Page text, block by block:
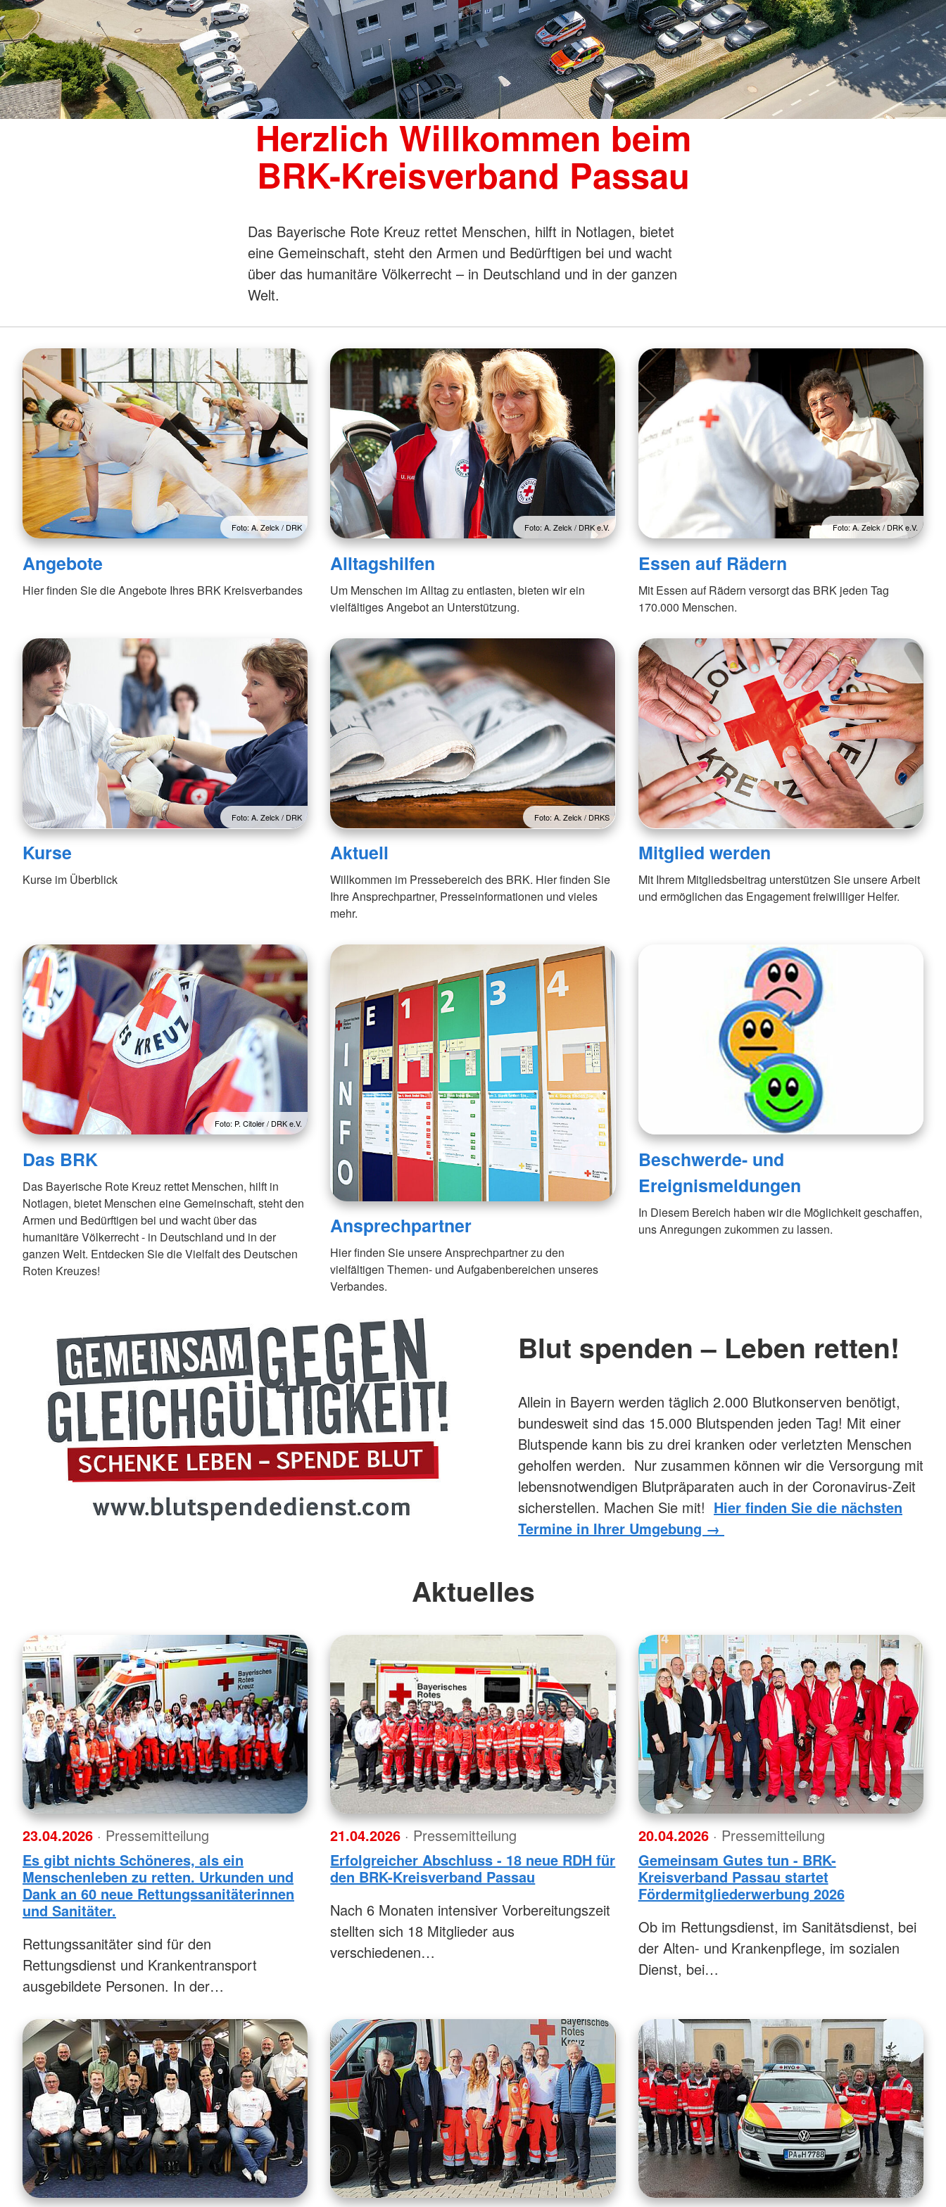
Foto: A. Zelck / DRKS
Herzlich Willkommen beim
BRK-Kreisverband Passau
Das Bayerische Rote Kreuz rettet Menschen, hilft in Notlagen, bietet
eine Gemeinschaft, steht den Armen und Bedürftigen bei und wacht
über das humanitäre Völkerrecht – in Deutschland und in der ganzen
Welt.
Foto: A. Zelck / DRK
Angebote
Hier finden Sie die Angebote Ihres BRK Kreisverbandes
Foto: A. Zelck / DRK e.V.
Alltagshilfen
Um Menschen im Alltag zu entlasten, bieten wir ein
vielfältiges Angebot an Unterstützung.
Foto: A. Zelck / DRK e.V.
Essen auf Rädern
Mit Essen auf Rädern versorgt das BRK jeden Tag
170.000 Menschen.
Foto: A. Zelck / DRK
Kurse
Kurse im Überblick
Foto: A. Zelck / DRKS
Aktuell
Willkommen im Pressebereich des BRK. Hier finden Sie
Ihre Ansprechpartner, Presseinformationen und vieles
mehr.
Mitglied werden
Mit Ihrem Mitgliedsbeitrag unterstützen Sie unsere Arbeit
und ermöglichen das Engagement freiwilliger Helfer.
Foto: P. Citoler / DRK e.V.
Das BRK
Das Bayerische Rote Kreuz rettet Menschen, hilft in
Notlagen, bietet Menschen eine Gemeinschaft, steht den
Armen und Bedürftigen bei und wacht über das
humanitäre Völkerrecht - in Deutschland und in der
ganzen Welt. Entdecken Sie die Vielfalt des Deutschen
Roten Kreuzes!
Ansprechpartner
Hier finden Sie unsere Ansprechpartner zu den
vielfältigen Themen- und Aufgabenbereichen unseres
Verbandes.
Beschwerde- und
Ereignismeldungen
In Diesem Bereich haben wir die Möglichkeit geschaffen,
uns Anregungen zukommen zu lassen.
Blut spenden – Leben retten!
Allein in Bayern werden täglich 2.000 Blutkonserven benötigt,
bundesweit sind das 15.000 Blutspenden jeden Tag! Mit einer
Blutspende kann bis zu drei kranken oder verletzten Menschen
geholfen werden. Nur zusammen können wir die Versorgung mit
lebensnotwendigen Blutpräparaten auch in der Coronavirus-Zeit
sicherstellen. Machen Sie mit! Hier finden Sie die nächsten
Termine in Ihrer Umgebung →
Aktuelles
23.04.2026 · Pressemitteilung
Es gibt nichts Schöneres, als ein
Menschenleben zu retten. Urkunden und
Dank an 60 neue Rettungssanitäterinnen
und Sanitäter.
Rettungssanitäter sind für den
Rettungsdienst und Krankentransport
ausgebildete Personen. In der…
21.04.2026 · Pressemitteilung
Erfolgreicher Abschluss - 18 neue RDH für
den BRK-Kreisverband Passau
Nach 6 Monaten intensiver Vorbereitungszeit
stellten sich 18 Mitglieder aus
verschiedenen…
20.04.2026 · Pressemitteilung
Gemeinsam Gutes tun - BRK-
Kreisverband Passau startet
Fördermitgliederwerbung 2026
Ob im Rettungsdienst, im Sanitätsdienst, bei
der Alten- und Krankenpflege, im sozialen
Dienst, bei…